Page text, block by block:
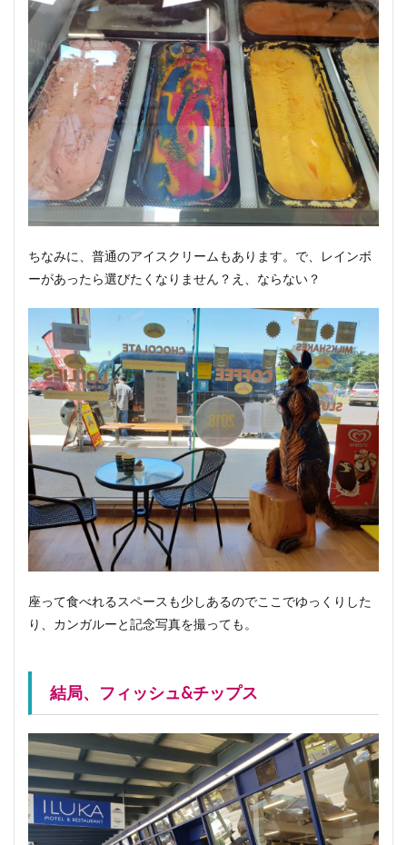
ちなみに、普通のアイスクリームもあります。で、レインボ
ーがあったら選びたくなりません？え、ならない？
座って食べれるスペースも少しあるのでここでゆっくりした
り、カンガルーと記念写真を撮っても。
結局、フィッシュ&チップス